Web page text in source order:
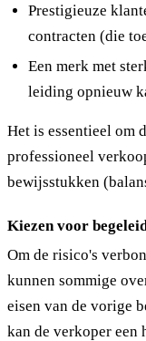
Prestigieuze
contracten (die
Een merk met
leiding opnieuw
Het is essentieel om
professioneel
bewijsstukken
Kiezen voor
Om de risico's
kunnen sommige
eisen van de vorige
kan de verkoper een